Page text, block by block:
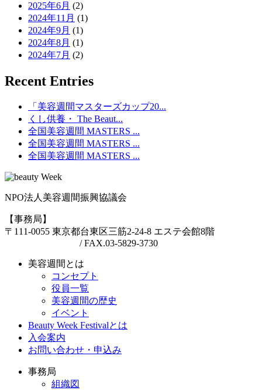
2025年6月 (2)
2024年11月 (1)
2024年9月 (1)
2024年8月 (1)
2024年7月 (2)
Recent Entries
「美容週間マスターズカップ20...
くし供養・ The Beaut...
全国美容週間 MASTERS ...
全国美容週間 MASTERS ...
全国美容週間 MASTERS ...
NPO法人美容週間振興協議会
【事務局】
〒111-0055 東京都台東区三筋2-24-8 エステ会館8階
/ FAX.03-5829-3730
美容週間とは
コンセプト
役員一覧
美容週間の歴史
イベント
Beauty Week Festivalとは
入会案内
お問い合わせ・申込み
事務局
組織図